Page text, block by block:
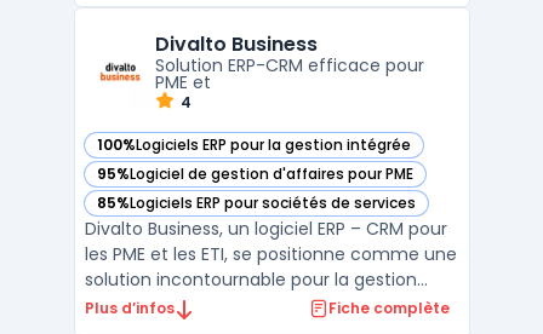
médicales sur une interface unique. La
plateforme facili ...
Divalto Business
Solution ERP-CRM efficace pour
PME et
4
100%Logiciels ERP pour la gestion intégrée
— voir Divalto Business dans cette catégorie
95%Logiciel de gestion d'affaires pour PME
— voir Divalto Business dans cette catégorie
85%Logiciels ERP pour sociétés de services
— voir Divalto Business dans cette catégorie
Divalto Business, un logiciel ERP – CRM pour
les PME et les ETI, se positionne comme une
solution incontournable pour la gestion
d'entreprise. Conçu pour améliorer
Plus d’infos Fiche complète